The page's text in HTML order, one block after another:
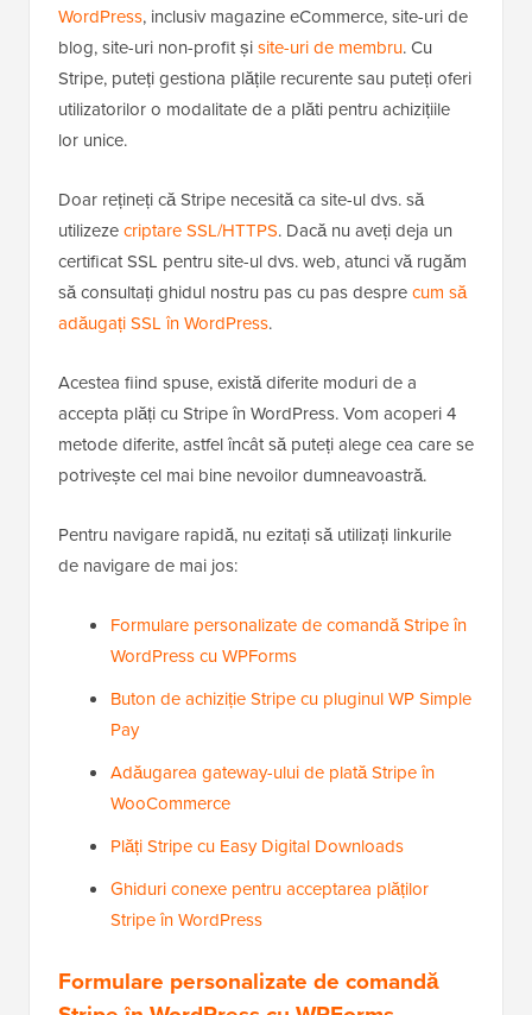
WordPress, inclusiv magazine eCommerce, site-uri de
blog, site-uri non-profit șisite-uri de membru. Cu
Stripe, puteți gestiona plățile recurente sau puteți oferi
utilizatorilor o modalitate de a plăti pentru achizițiile
lor unice.
Doar rețineți că Stripe necesită ca site-ul dvs. să
utilizezecriptare SSL/HTTPS. Dacă nu aveți deja un
certificat SSL pentru site-ul dvs. web, atunci vă rugăm
să consultați ghidul nostru pas cu pas desprecum să
adăugați SSL în WordPress.
Acestea fiind spuse, există diferite moduri de a
accepta plăți cu Stripe în WordPress. Vom acoperi 4
metode diferite, astfel încât să puteți alege cea care se
potrivește cel mai bine nevoilor dumneavoastră.
Pentru navigare rapidă, nu ezitați să utilizați linkurile
de navigare de mai jos:
Formulare personalizate de comandă Stripe în
WordPress cu WPForms
Buton de achiziție Stripe cu pluginul WP Simple
Pay
Adăugarea gateway-ului de plată Stripe în
WooCommerce
Plăți Stripe cu Easy Digital Downloads
Ghiduri conexe pentru acceptarea plăților
Stripe în WordPress
Formulare personalizate de comandă